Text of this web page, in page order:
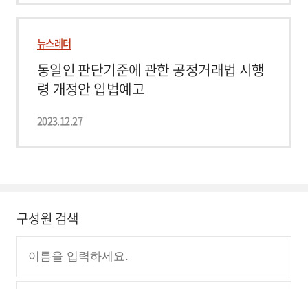
뉴스레터
동일인 판단기준에 관한 공정거래법 시행
령 개정안 입법예고
2023.12.27
구성원 검색